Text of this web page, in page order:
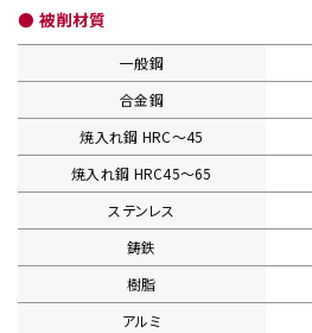
● 被削材質
一般鋼
合金鋼
焼入れ鋼 HRC〜45
焼入れ鋼 HRC45〜65
ステンレス
鋳鉄
樹脂
アルミ